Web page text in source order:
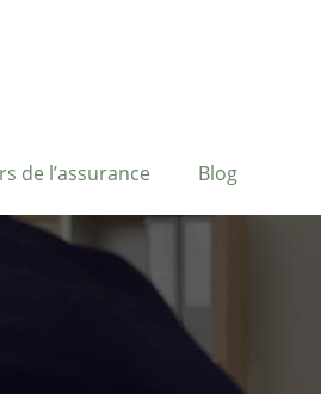
de l’assurance Blog